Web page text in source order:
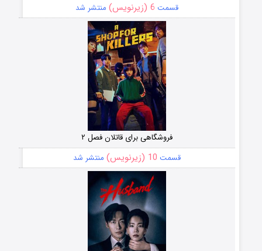
قسمت 6 (زیرنویس) منتشر شد
فروشگاهی برای قاتلان فصل ۲
قسمت 10 (زیرنویس) منتشر شد